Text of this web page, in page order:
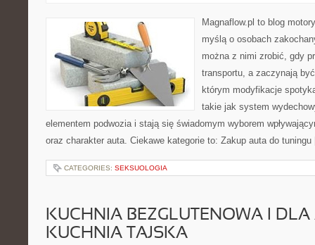
Magnaflow.pl to blog
myślą o osobach
można z nimi zrobić, gdy
transportu, a zaczynają
którym modyfikacje
takie jak system
elementem podwozia i stają się świadomym wyborem
oraz charakter auta. Ciekawe kategorie to: Zakup auta do
CATEGORIES: SEKSUOLOGIA
KUCHNIA BEZGLUTENOWA I DLA
KUCHNIA TAJSKA